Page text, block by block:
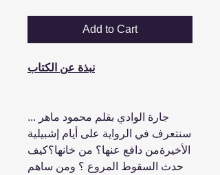
Add to Cart
نبذة عن الكتاب
جارة الوادي بقلم محمود ماهر ...
سنتعرف في الرواية على أيام إشبيلية
الأخيرةمن دافع عنها؟ من خانها؟كيف
حدث السقوط المروع ؟ ومن ساهم